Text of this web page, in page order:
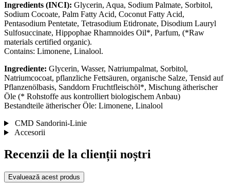
Ingredients (INCI): Glycerin, Aqua, Sodium Palmate, Sorbitol,
Sodium Cocoate, Palm Fatty Acid, Coconut Fatty Acid,
Pentasodium Pentetate, Tetrasodium Etidronate, Disodium Lauryl
Sulfosuccinate, Hippophae Rhamnoides Oil*, Parfum, (*Raw
materials certified organic).
Contains: Limonene, Linalool.
Ingrediente: Glycerin, Wasser, Natriumpalmat, Sorbitol,
Natriumcocoat, pflanzliche Fettsäuren, organische Salze, Tensid auf
Pflanzenölbasis, Sanddorn Fruchtfleischöl*, Mischung ätherischer
Öle (* Rohstoffe aus kontrolliert biologischem Anbau)
Bestandteile ätherischer Öle: Limonene, Linalool
CMD Sandorini-Linie
Accesorii
Recenzii de la clienții noștri
Evaluează acest produs